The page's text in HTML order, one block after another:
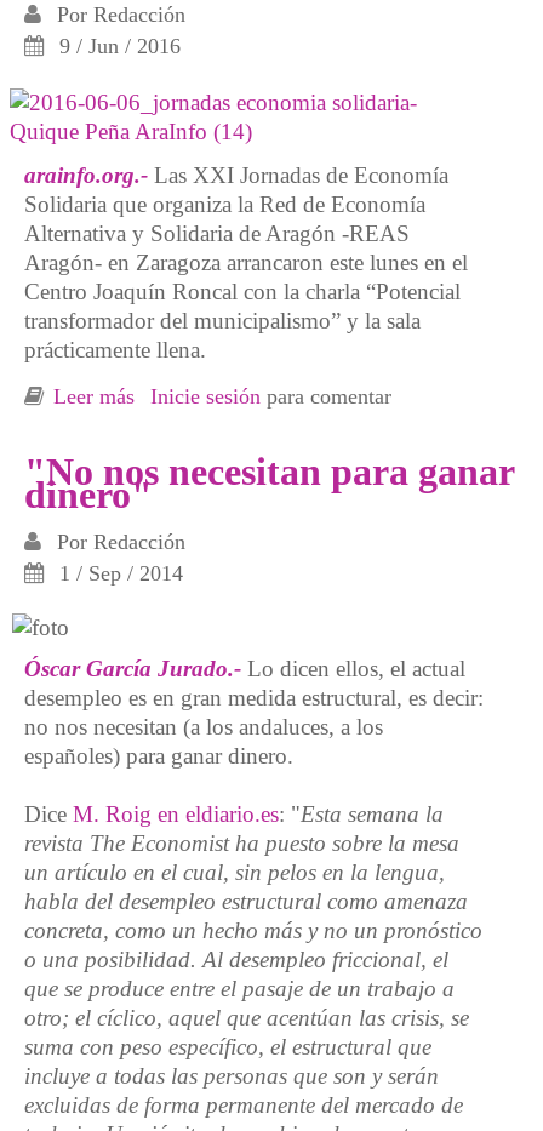
Por Redacción
9 / Jun / 2016
arainfo.org.- Las XXI Jornadas de Economía
Solidaria que organiza la Red de Economía
Alternativa y Solidaria de Aragón -REAS
Aragón- en Zaragoza arrancaron este lunes en el
Centro Joaquín Roncal con la charla “Potencial
transformador del municipalismo” y la sala
prácticamente llena.
Leer más sobre Las XXI Jornadas de Economía
Inicie sesión para comentar
"No nos necesitan para ganar
dinero"
Por Redacción
1 / Sep / 2014
Óscar García Jurado.- Lo dicen ellos, el actual
desempleo es en gran medida estructural, es decir:
no nos necesitan (a los andaluces, a los
españoles) para ganar dinero.
Dice M. Roig en eldiario.es: "Esta semana la
revista The Economist ha puesto sobre la mesa
un artículo en el cual, sin pelos en la lengua,
habla del desempleo estructural como amenaza
concreta, como un hecho más y no un pronóstico
o una posibilidad. Al desempleo friccional, el
que se produce entre el pasaje de un trabajo a
otro; el cíclico, aquel que acentúan las crisis, se
suma con peso específico, el estructural que
incluye a todas las personas que son y serán
excluidas de forma permanente del mercado de